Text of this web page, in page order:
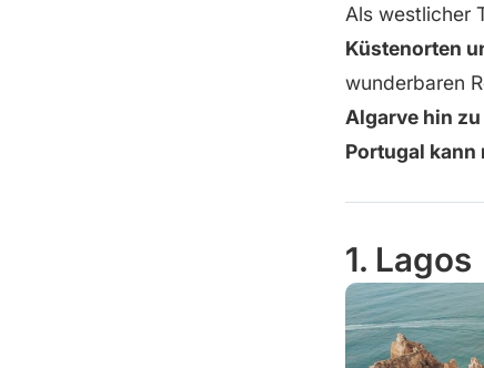
Als westlicher
Küstenorten
wunderbaren
Algarve hin
Portugal kann
1. Lagos